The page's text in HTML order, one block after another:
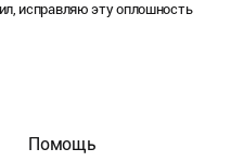
исправляю эту оплошность
Помощь